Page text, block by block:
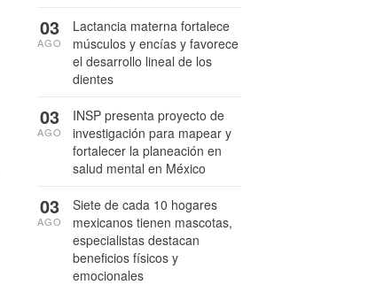
Lactancia materna fortalece
músculos y encías y favorece
el desarrollo lineal de los
dientes
03
AGO
INSP presenta proyecto de
investigación para mapear y
fortalecer la planeación en
salud mental en México
03
AGO
Siete de cada 10 hogares
mexicanos tienen mascotas,
especialistas destacan
beneficios físicos y
emocionales
03
AGO